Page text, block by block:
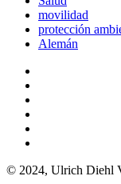
movilidad
protección
Alemán
© 2024, Ulrich Diehl